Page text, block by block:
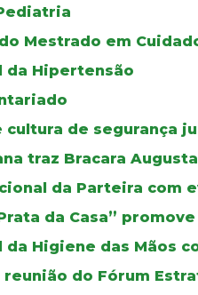
Mestrado em
da Hipertensão
cultura de segurança
traz Bracara
da Parteira
da Casa”
da Higiene das
do Fórum